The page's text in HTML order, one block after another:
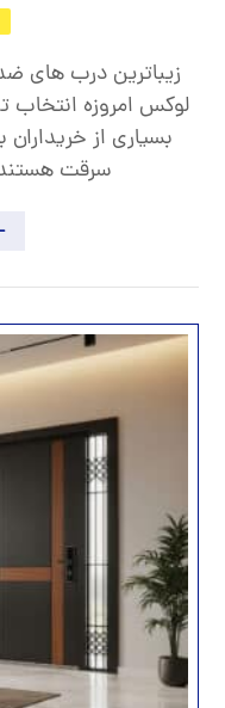
زیباترین درب های
لوکس امروزه
بسیاری از
سرقت